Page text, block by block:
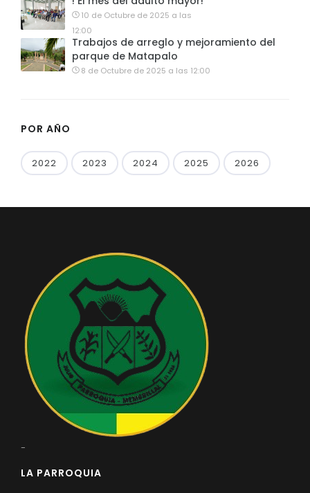
10 de Octubre de 2025 a las
12:00
Trabajos de arreglo y mejoramiento del
parque de Matapalo
8 de Octubre de 2025 a las 12:00
POR AÑO
2022 2023 2024 2025 2026
-
LA PARROQUIA